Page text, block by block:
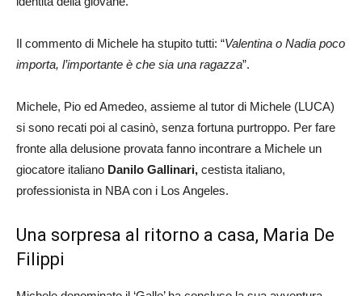
Il commento di Michele ha stupito tutti: “Valentina o Nadia poco
importa, l’importante è che sia una ragazza”.
Michele, Pio ed Amedeo, assieme al tutor di Michele (LUCA)
si sono recati poi al casinò, senza fortuna purtroppo. Per fare
fronte alla delusione provata fanno incontrare a Michele un
giocatore italiano Danilo Gallinari, cestista italiano,
professionista in NBA con i Los Angeles.
Una sorpresa al ritorno a casa, Maria De
Filippi